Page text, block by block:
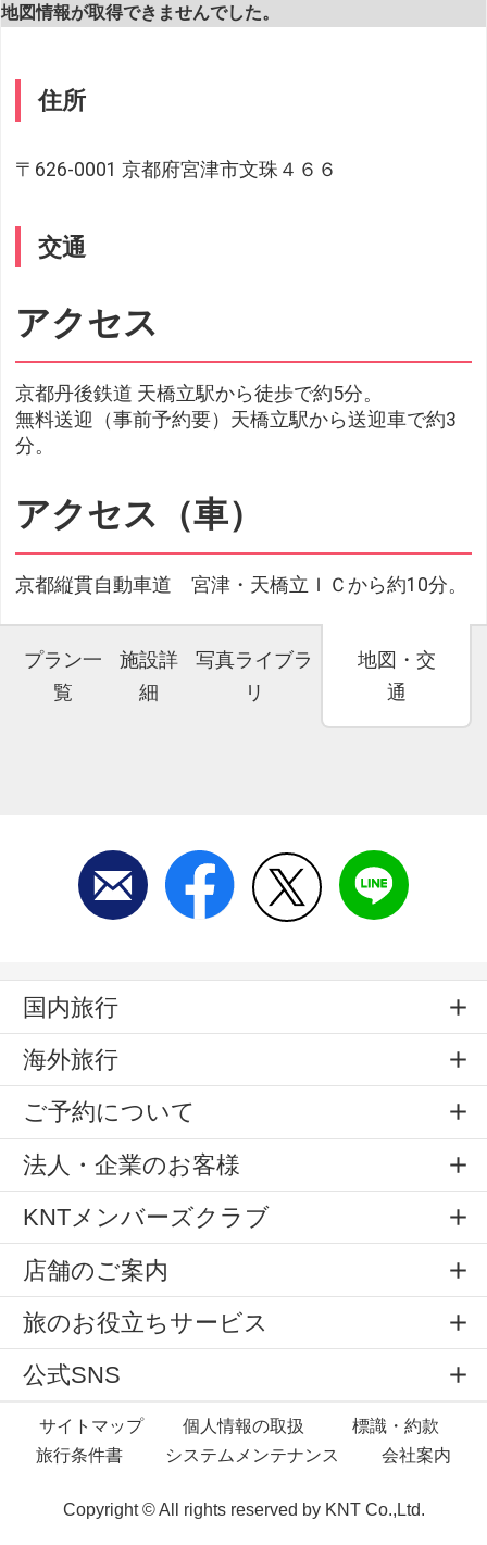
地図情報が取得できませんでした。
住所
〒626-0001 京都府宮津市文珠４６６
交通
アクセス
京都丹後鉄道 天橋立駅から徒歩で約5分。
無料送迎（事前予約要）天橋立駅から送迎車で約3
分。
アクセス（車）
京都縦貫自動車道 宮津・天橋立ＩＣから約10分。
プラン一
覧
施設詳
細
写真ライブラ
リ
地図・交
通
国内旅行
海外旅行
ご予約について
法人・企業のお客様
KNTメンバーズクラブ
店舗のご案内
旅のお役立ちサービス
公式SNS
サイトマップ 個人情報の取扱
標識・約款
旅行条件書
システムメンテナンス 会社案内
Copyright © All rights reserved by KNT Co.,Ltd.